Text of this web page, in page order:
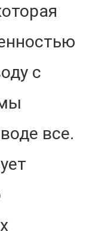
с
все.